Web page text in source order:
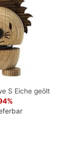
S Eiche geölt